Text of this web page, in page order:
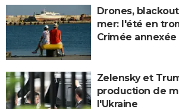
Drones,
mer: l'été en
Crimée annexée
Zelensky et
production de
l'Ukraine